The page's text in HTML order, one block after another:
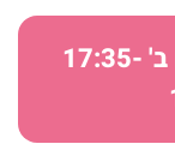
📆 יום א' 08:00-08:45 📆יום ב' 17:35-